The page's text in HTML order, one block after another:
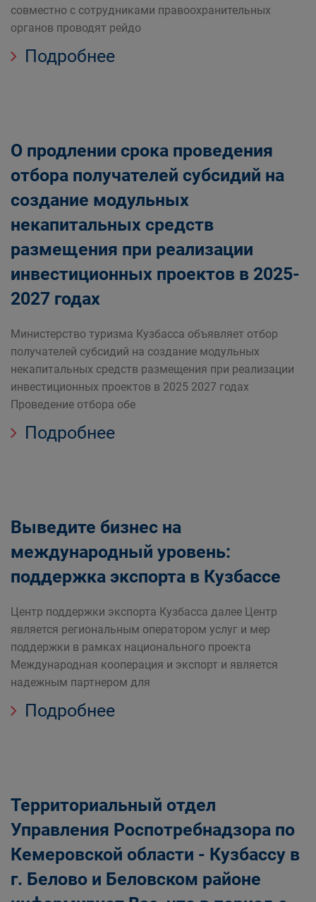
совместно с сотрудниками правоохранительных
органов проводят рейдо
Подробнее
О продлении срока проведения
отбора получателей субсидий на
создание модульных
некапитальных средств
размещения при реализации
инвестиционных проектов в 2025-
2027 годах
Министерство туризма Кузбасса объявляет отбор
получателей субсидий на создание модульных
некапитальных средств размещения при реализации
инвестиционных проектов в 2025 2027 годах
Проведение отбора обе
Подробнее
Выведите бизнес на
международный уровень:
поддержка экспорта в Кузбассе
Центр поддержки экспорта Кузбасса далее Центр
является региональным оператором услуг и мер
поддержки в рамках национального проекта
Международная кооперация и экспорт и является
надежным партнером для
Подробнее
Территориальный отдел
Управления Роспотребнадзора по
Кемеровской области - Кузбассу в
г. Белово и Беловском районе